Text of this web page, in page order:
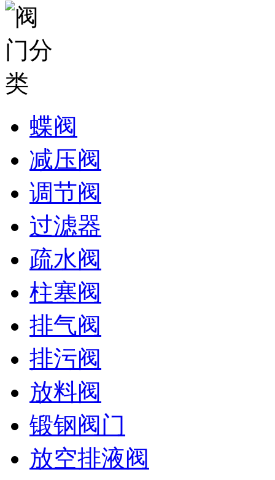
蝶阀
减压阀
调节阀
过滤器
疏水阀
柱塞阀
排气阀
排污阀
放料阀
锻钢阀门
放空排液阀